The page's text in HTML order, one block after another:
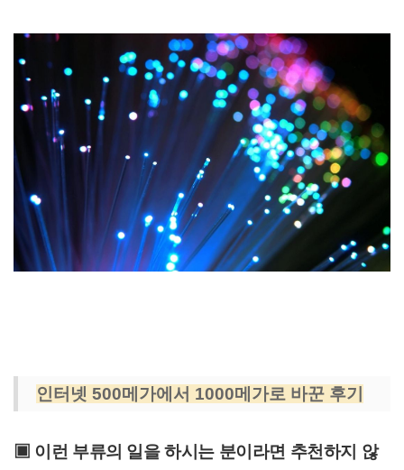
인터넷 500메가에서 1000메가로 바꾼 후기
▣ 이런 부류의 일을 하시는 분이라면 추천하지 않